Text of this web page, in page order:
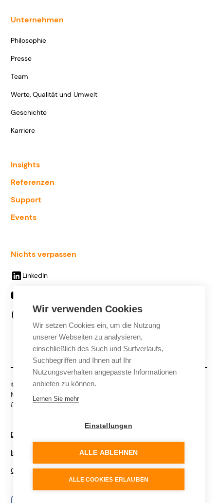
Unternehmen
Philosophie
Presse
Team
Werte, Qualität und Umwelt
Geschichte
Karriere
Insights
Referenzen
Support
Events
Nichts verpassen
LinkedIn
Instagram
Facebook
© FLM Media, eine Marke der Franken Lehrmittel
Medientechnik Krug & Langer GmbH. All rights reserved.
Diese Website kann KI-generierte Inhalte enthalten.
Datenschutz
Impressum
Cookie Einstellungen
Wir verwenden Cookies
Wir setzen Cookies ein, um die Nutzung
unserer Webseiten zu analysieren,
einschließlich des Such und Surfverlaufs,
Suchbegriffen und Ihnen auf Ihr
Nutzungsverhalten angepasste Informationen
anbieten zu können.
Lernen Sie mehr
Einstellungen
ALLE ABLEHNEN
ALLE COOKIES ERLAUBEN